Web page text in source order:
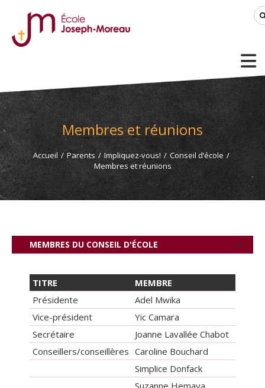
Membres et réunions
Accueil / Parents / Impliquez-vous! / Conseil d’école /
Membres et réunions
MEMBRES DU CONSEIL D'ÉCOLE
TITRE
MEMBRE
Présidente
Adel Mwika
Vice-président
Yic Camara
Secrétaire
Joanne Lavallée Chabot
Conseillers/conseillères Caroline Bouchard
Simplice Donfack
Suzanne Hemaya